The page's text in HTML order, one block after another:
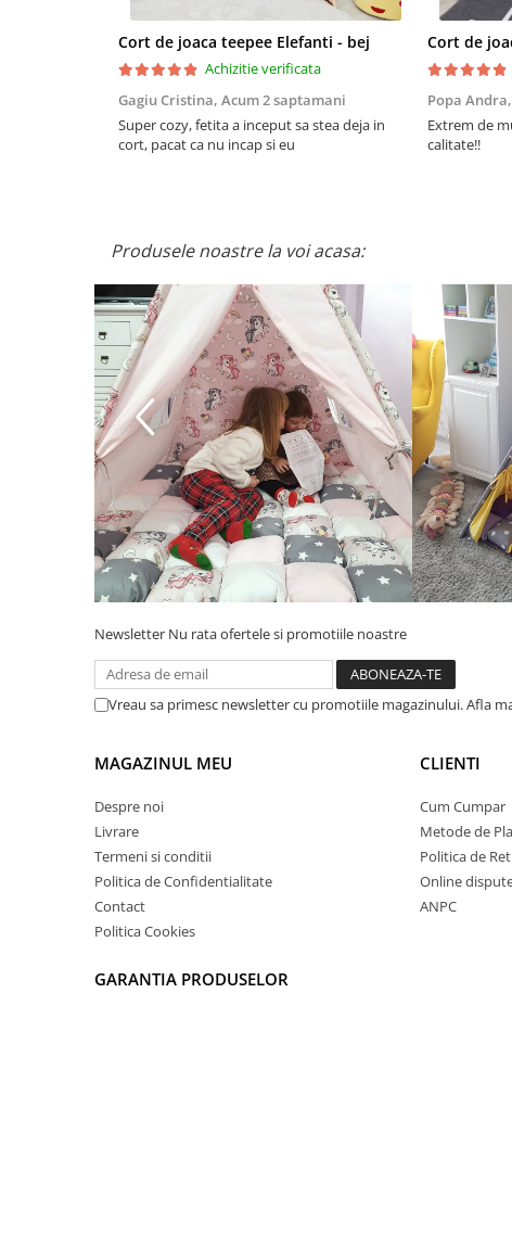
Cort de joaca teepee Elefanti - bej
Achizitie verificata
Gagiu Cristina, Acum 2 saptamani
Super cozy, fetita a inceput sa stea deja in
cort, pacat ca nu incap si eu
Popa Andra,
Extrem de
calitate!!
Produsele noastre la voi acasa:
Newsletter Nu rata ofertele si promotiile noastre
Vreau sa primesc newsletter cu promotiile magazinului. Afla
MAGAZINUL MEU
Despre noi
Livrare
Termeni si conditii
Politica de Confidentialitate
Contact
Politica Cookies
GARANTIA PRODUSELOR
CLIENTI
Cum Cumpar
Metode de
Politica de
Online
ANPC